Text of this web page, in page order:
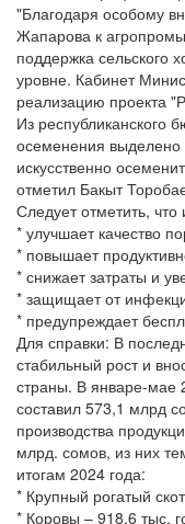
"Благодаря особому
Жапарова к
поддержка сельского
уровне. Кабинет
реализацию проекта
Из республиканского
осеменения
искусственно
отметил Бакыт
Следует отметить,
* улучшает качество
* повышает
* снижает затраты и
* защищает от
* предупреждает
Для справки: В
стабильный рост и
страны. В январе-мае
составил 573,1 млрд
производства
млрд. сомов, из них
итогам 2024 года:
* Крупный рогатый
* Коровы – 918,6 тыс.